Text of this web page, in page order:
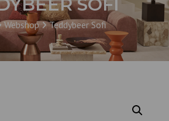
SOFI
Webshop Teddybeer Sofi